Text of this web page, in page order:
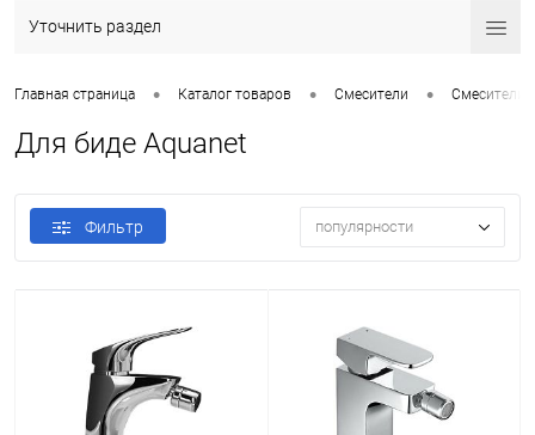
Уточнить раздел
Главная страница • Каталог товаров • Смесители • Смесители
Для биде Aquanet
Фильтр популярности